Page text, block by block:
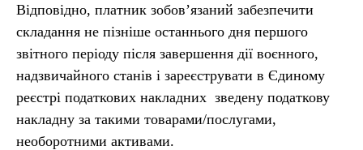
Відповідно, платник зобов’язаний забезпечити
складання не пізніше останнього дня першого
звітного періоду після завершення дії воєнного,
надзвичайного станів і зареєструвати в Єдиному
реєстрі податкових накладних зведену податкову
накладну за такими товарами/послугами,
необоротними активами.